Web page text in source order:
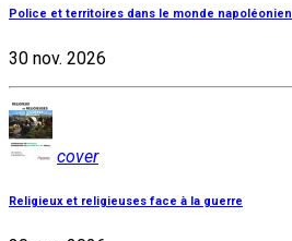
Police et territoires dans le monde napoléonien
30 nov. 2026
cover
Religieux et religieuses face à la guerre